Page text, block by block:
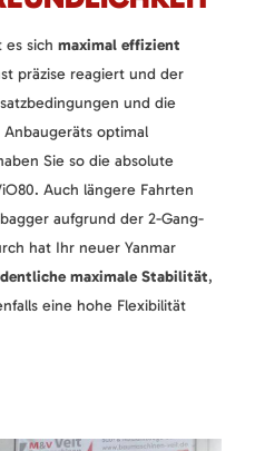
es sich maximal effizient
präzise reagiert und der
und die
optimal
Sie so die absolute
Auch längere Fahrten
aufgrund der 2-Gang-
hat Ihr neuer Yanmar
maximale Stabilität,
eine hohe Flexibilität